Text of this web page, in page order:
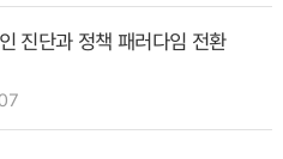
진단과 정책 패러다임 전환